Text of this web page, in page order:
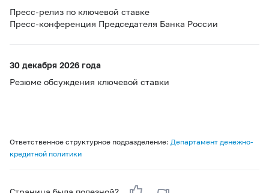
Пресс-релиз по ключевой ставке
Пресс-конференция Председателя Банка России
30 декабря 2026 года
Резюме обсуждения ключевой ставки
Ответственное структурное подразделение: Департамент денежно-
кредитной политики